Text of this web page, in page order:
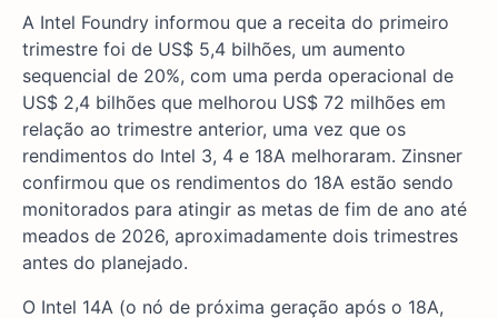
A Intel Foundry informou que a receita do primeiro
trimestre foi de US$ 5,4 bilhões, um aumento
sequencial de 20%, com uma perda operacional de
US$ 2,4 bilhões que melhorou US$ 72 milhões em
relação ao trimestre anterior, uma vez que os
rendimentos do Intel 3, 4 e 18A melhoraram. Zinsner
confirmou que os rendimentos do 18A estão sendo
monitorados para atingir as metas de fim de ano até
meados de 2026, aproximadamente dois trimestres
antes do planejado.
O Intel 14A (o nó de próxima geração após o 18A,